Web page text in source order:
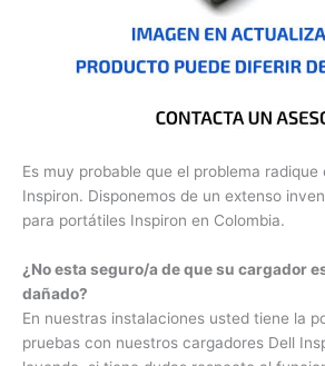
Inspiron. Disponemos de un extenso
cargadores para portátiles Inspiron en
dañado?
En nuestras instalaciones usted tiene la
realizar pruebas con nuestros cargadores
como está leyendo, si tiene dudas